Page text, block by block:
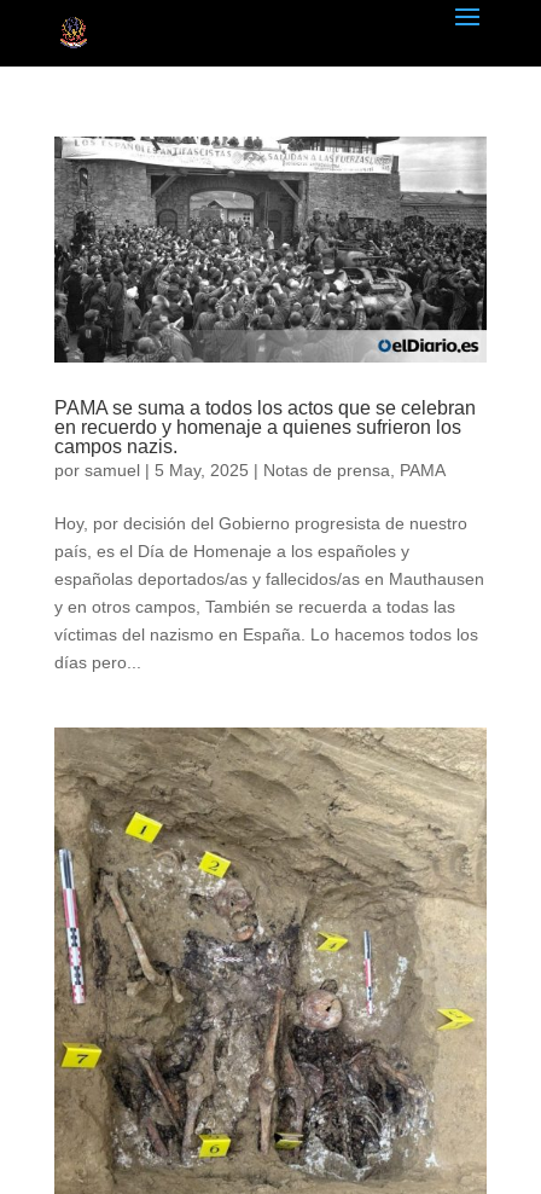
PAMA se suma a todos los actos que se celebran
en recuerdo y homenaje a quienes sufrieron los
campos nazis.
por samuel| 5 May, 2025 | Notas de prensa, PAMA
Hoy, por decisión del Gobierno progresista de nuestro
país, es el Día de Homenaje a los españoles y
españolas deportados/as y fallecidos/as en Mauthausen
y en otros campos, También se recuerda a todas las
víctimas del nazismo en España. Lo hacemos todos los
días pero...